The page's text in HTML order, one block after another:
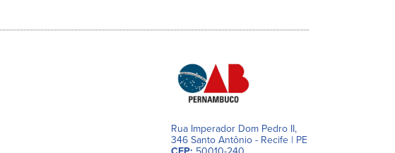
Rua Imperador Dom Pedro II,
346 Santo Antônio - Recife | PE